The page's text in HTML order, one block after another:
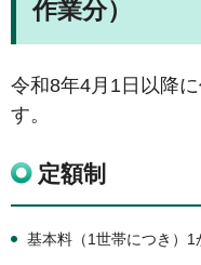
作業分）
令和8年4月1日以降
す。
定額制
基本料（1世帯につき）1